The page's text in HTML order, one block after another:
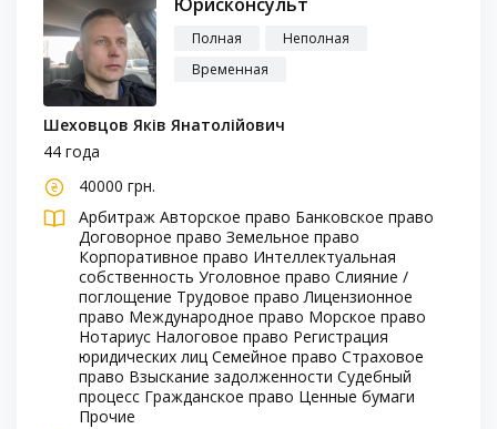
Полная
Неполная
Временная
Шеховцов Яків Янатолійович
44 года
40000 грн.
Арбитраж Авторское право Банковское право
Договорное право Земельное право
Корпоративное право Интеллектуальная
собственность Уголовное право Слияние /
поглощение Трудовое право Лицензионное
право Международное право Морское право
Нотариус Налоговое право Регистрация
юридических лиц Семейное право Страховое
право Взыскание задолженности Судебный
процесс Гражданское право Ценные бумаги
Прочие